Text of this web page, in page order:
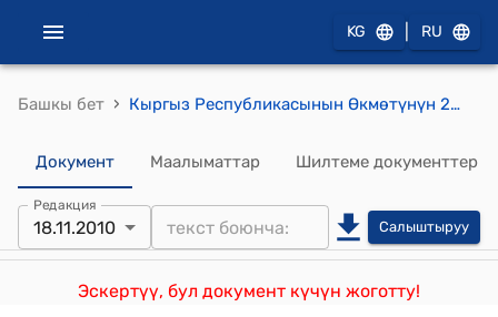
KG RU
Башкы бет › Кыргыз Республикасынын Өкмөтүнүн 2007-жылдын 19-сентябрындагы № 418 "Ветеринардык препараттарга контролду жана сертификаттоону уюштуруу маселелери жөнүндө" Токтому
Документ Маалыматтар Шилтеме документтер
Редакция
18.11.2010 Салыштыруу
Эскертүү, бул документ күчүн жоготту!